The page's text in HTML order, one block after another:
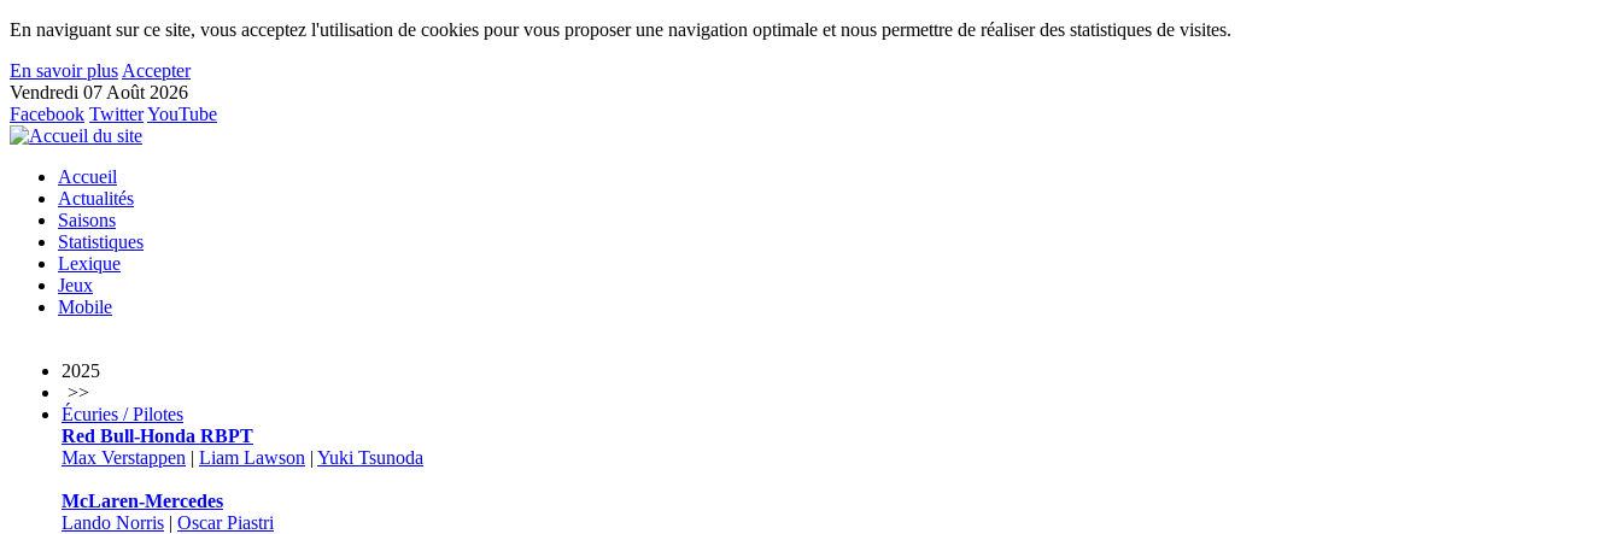
En naviguant sur ce site, vous acceptez l'utilisation de cookies pour vous proposer une navigation optimale et nous permettre de réaliser des statistiques de visites.
En savoir plus Accepter
Vendredi 07 Août 2026
Facebook TwitterYouTube
Accueil
Actualités
Saisons
Statistiques
Lexique
Jeux
Mobile
2025
>>
Écuries / Pilotes
Red Bull-Honda RBPT
Max Verstappen | Liam Lawson | Yuki Tsunoda
McLaren-Mercedes
Lando Norris | Oscar Piastri